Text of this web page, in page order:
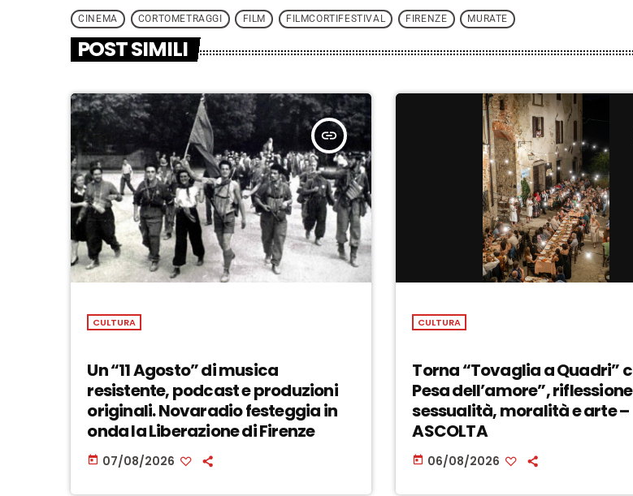
CINEMA CORTOMETRAGGI FILM FILMCORTIFESTIVAL FIRENZE MURATE
POST SIMILI
insert_link
CULTURA
Un “11 Agosto” di musica
resistente, podcast e produzioni
originali. Novaradio festeggia in
onda la Liberazione di Firenze
today 07/08/2026
CULTURA
Torna “Tovaglia a Quadri”
Pesa dell’amore”,
sessualità, moralità e arte –
ASCOLTA
today 06/08/2026